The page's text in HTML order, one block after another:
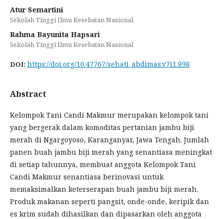
Atur Semartini
Sekolah Tinggi Ilmu Kesehatan Nasional
Rahma Bayunita Hapsari
Sekolah Tinggi Ilmu Kesehatan Nasional
DOI: https://doi.org/10.47767/sehati_abdimas.v7i1.898
Abstract
Kelompok Tani Candi Makmur merupakan kelompok tani
yang bergerak dalam komoditas pertanian jambu biji
merah di Ngargoyoso, Karanganyar, Jawa Tengah. Jumlah
panen buah jambu biji merah yang senantiasa meningkat
di setiap tahunnya, membuat anggota Kelompok Tani
Candi Makmur senantiasa berinovasi untuk
memaksimalkan keterserapan buah jambu biji merah.
Produk makanan seperti pangsit, onde-onde, keripik dan
es krim sudah dihasilkan dan dipasarkan oleh anggota